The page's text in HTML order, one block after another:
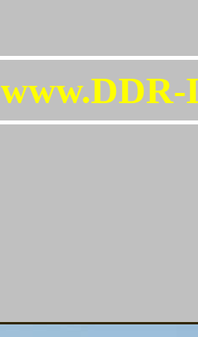
www.DDR-